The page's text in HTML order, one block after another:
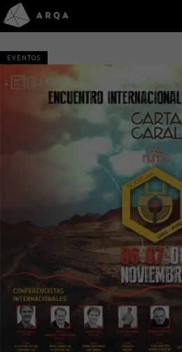
EVENTOS